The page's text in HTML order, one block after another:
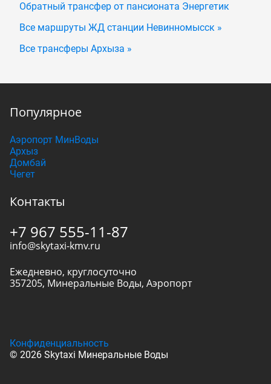
Обратный трансфер от пансионата Энергетик
Все маршруты ЖД станции Невинномысск »
Все трансферы Архыза »
Популярное
Аэропорт МинВоды
Архыз
Домбай
Чегет
Контакты
+7 967 555-11-87
info@skytaxi-kmv.ru
Ежедневно, круглосуточно
357205, Минеральные Воды, Аэропорт
© 2026 Skytaxi Минеральные Воды
Конфиденциальность